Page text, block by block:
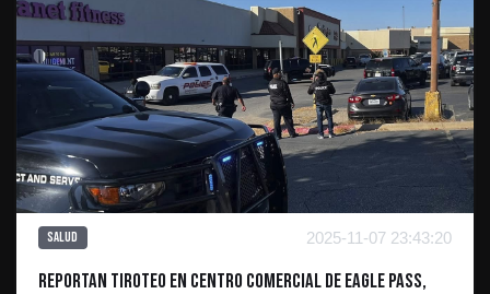
Salud 2025-11-07 23:43:20
Reportan Tiroteo en Centro Comercial de Eagle Pass,